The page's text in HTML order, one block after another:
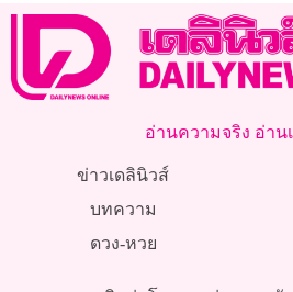
อ่านความจริง อ่าน
ข่าวเดลินิวส์
บทความ
ดวง-หวย